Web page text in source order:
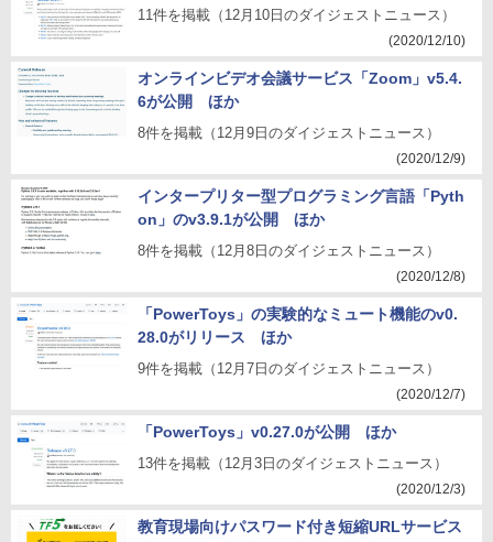
11件を掲載（12月10日のダイジェストニュース）
(2020/12/10)
オンラインビデオ会議サービス「Zoom」v5.4.
6が公開 ほか
8件を掲載（12月9日のダイジェストニュース）
(2020/12/9)
インタープリター型プログラミング言語「Pyth
on」のv3.9.1が公開 ほか
8件を掲載（12月8日のダイジェストニュース）
(2020/12/8)
「PowerToys」の実験的なミュート機能のv0.
28.0がリリース ほか
9件を掲載（12月7日のダイジェストニュース）
(2020/12/7)
「PowerToys」v0.27.0が公開 ほか
13件を掲載（12月3日のダイジェストニュース）
(2020/12/3)
教育現場向けパスワード付き短縮URLサービス